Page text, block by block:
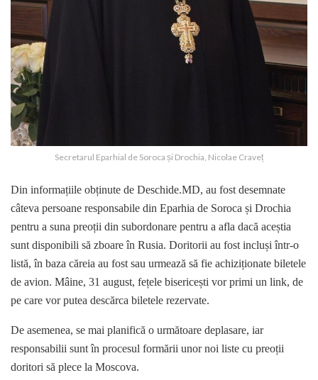
Secretarul Eparhial de Soroca și Drochia, Nicolae Craveț
Din informațiile obținute de Deschide.MD, au fost desemnate
câteva persoane responsabile din Eparhia de Soroca și Drochia
pentru a suna preoții din subordonare pentru a afla dacă aceștia
sunt disponibili să zboare în Rusia. Doritorii au fost incluși într-o
listă, în baza căreia au fost sau urmează să fie achiziționate biletele
de avion. Mâine, 31 august, fețele bisericești vor primi un link, de
pe care vor putea descărca biletele rezervate.
De asemenea, se mai planifică o următoare deplasare, iar
responsabilii sunt în procesul formării unor noi liste cu preoții
doritori să plece la Moscova.